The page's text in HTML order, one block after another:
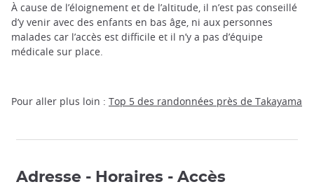
À cause de l’éloignement et de l’altitude, il n’est pas conseillé
d’y venir avec des enfants en bas âge, ni aux personnes
malades car l’accès est difficile et il n’y a pas d’équipe
médicale sur place.
Pour aller plus loin : Top 5 des randonnées près de Takayama
Adresse - Horaires - Accès